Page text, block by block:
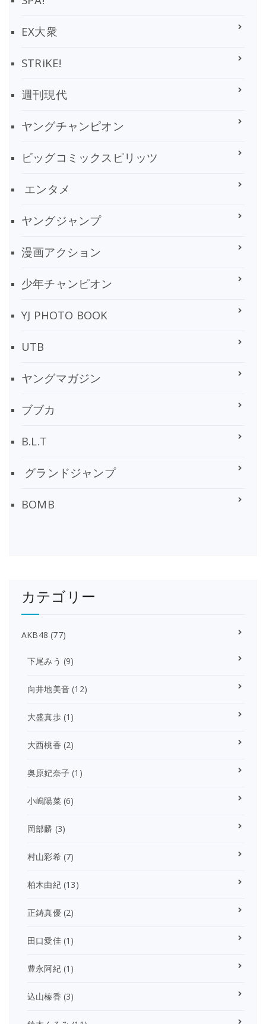
EX大衆
STRiKE!
週刊現代
ヤングチャンピオン
ビッグコミックスピリッツ
エンタメ
ヤングジャンプ
漫画アクション
少年チャンピオン
YJ PHOTO BOOK
UTB
ヤングマガジン
ブブカ
B.L.T
グランドジャンプ
BOMB
カテゴリー
AKB48 (77)
下尾みう (9)
向井地美音 (12)
大盛真歩(1)
大西桃香 (2)
奥原妃奈子 (1)
小嶋陽菜(6)
岡部麟 (3)
村山彩希(7)
柏木由紀(13)
正鋳真優(2)
田口愛佳(1)
豊永阿紀(1)
込山榛香 (3)